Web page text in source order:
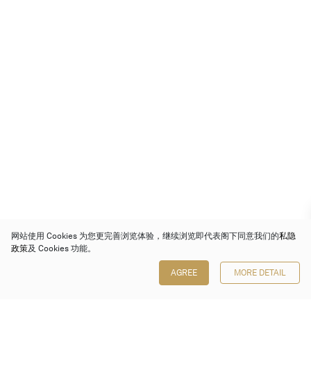
网站使用 Cookies 为您更完善浏览体验，继续浏览即代表阁下同意我们的私隐
政策及 Cookies 功能。
AGREE MORE DETAIL